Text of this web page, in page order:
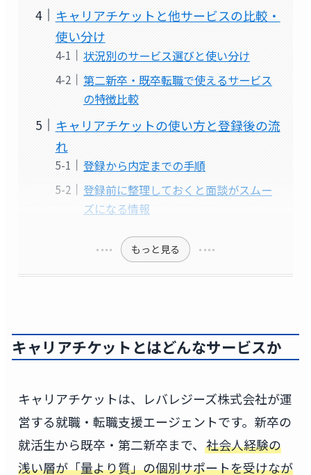
キャリアチケットと他サービスの比較・
使い分け
状況別のサービス選びと使い分け
第二新卒・既卒転職で使えるサービス
の特徴比較
キャリアチケットの使い方と登録後の流
れ
登録から内定までの手順
登録前に整理しておくと面談がスムー
ズになる情報
もっと見る
キャリアチケットとはどんなサービスか
キャリアチケットは、レバレジーズ株式会社が運
営する就職・転職支援エージェントです。新卒の
就活生から既卒・第二新卒まで、 社会人経験の
浅い層が「量より質」の個別サポートを受けなが